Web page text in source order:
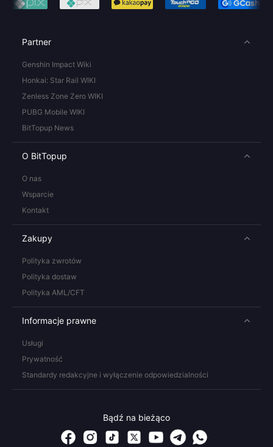
Partner
Genshin Impact Wiki
Honkai: Star Rail WIKI
Zenless Zone Zero WIKI
PUBG Mobile WIKI
BitTopup News
O BitTopup
O nas
Wsparcie
Kontakt
Zakupy
Polityka zwrotów
Polityka dostaw
Polityka AML/CFT
Informacje prawne
Usługi
Prywatność
Standardy redakcyjne i wyłączenie odpowiedzialności
Bądź na bieżąco